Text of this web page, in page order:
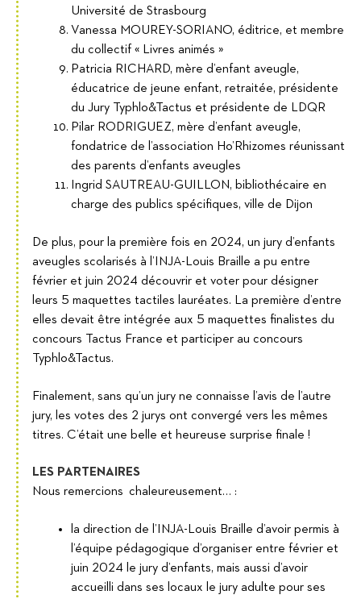
Université de Strasbourg
Vanessa MOUREY-SORIANO, éditrice, et membre
du collectif « Livres animés »
Patricia RICHARD, mère d’enfant aveugle,
éducatrice de jeune enfant, retraitée, présidente
du Jury Typhlo&Tactus et présidente de LDQR
Pilar RODRIGUEZ, mère d’enfant aveugle,
fondatrice de l’association Ho’Rhizomes réunissant
des parents d’enfants aveugles
Ingrid SAUTREAU-GUILLON, bibliothécaire en
charge des publics spécifiques, ville de Dijon
De plus, pour la première fois en 2024, un jury d’enfants
aveugles scolarisés à l’INJA-Louis Braille a pu entre
février et juin 2024 découvrir et voter pour désigner
leurs 5 maquettes tactiles lauréates. La première d’entre
elles devait être intégrée aux 5 maquettes finalistes du
concours Tactus France et participer au concours
Typhlo&Tactus.
Finalement, sans qu’un jury ne connaisse l’avis de l’autre
jury, les votes des 2 jurys ont convergé vers les mêmes
titres. C’était une belle et heureuse surprise finale !
LES PARTENAIRES
Nous remercions chaleureusement… :
la direction de l’INJA-Louis Braille d’avoir permis à
l’équipe pédagogique d’organiser entre février et
juin 2024 le jury d’enfants, mais aussi d’avoir
accueilli dans ses locaux le jury adulte pour ses